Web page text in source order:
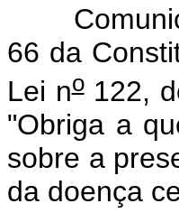
Comunico
66 da
Lei no122,
"Obriga a
sobre a
da doença